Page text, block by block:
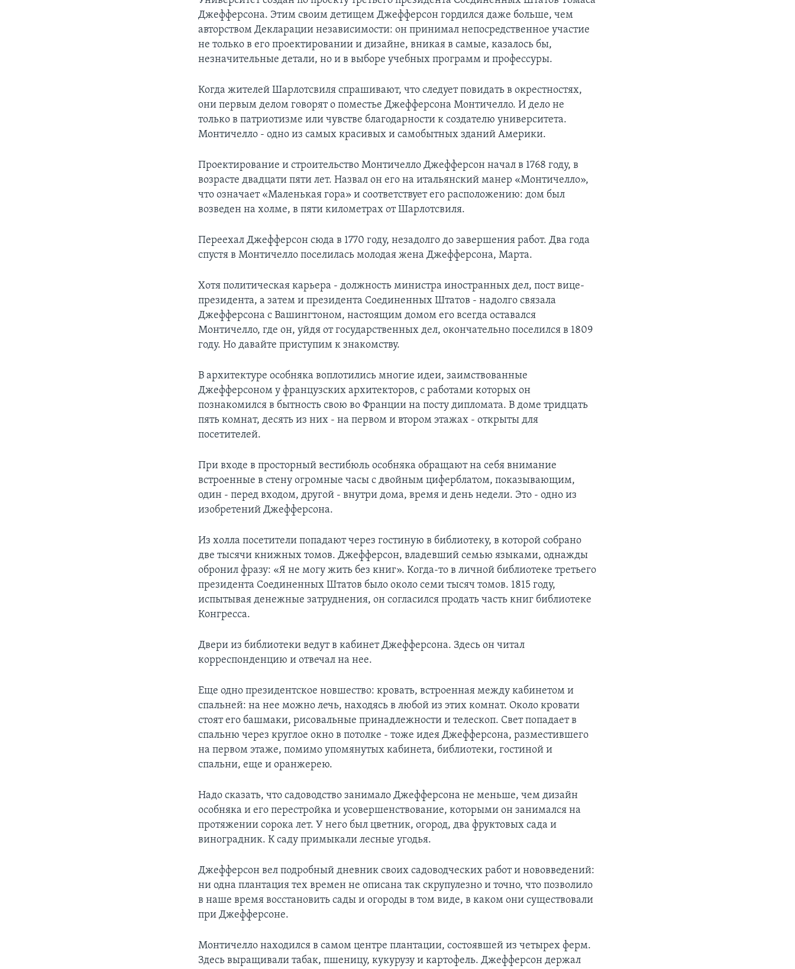
Джефферсона. Этим своим детищем Джефферсон гордился даже больше, чем
авторством Декларации независимости: он принимал непосредственное участие
не только в его проектировании и дизайне, вникая в самые, казалось бы,
незначительные детали, но и в выборе учебных программ и профессуры.
Когда жителей Шарлотсвиля спрашивают, что следует повидать в окрестностях,
они первым делом говорят о поместье Джефферсона Монтичелло. И дело не
только в патриотизме или чувстве благодарности к создателю университета.
Монтичелло - одно из самых красивых и самобытных зданий Америки.
Проектирование и строительство Монтичелло Джефферсон начал в 1768 году, в
возрасте двадцати пяти лет. Назвал он его на итальянский манер «Монтичелло»,
что означает «Маленькая гора» и соответствует его расположению: дом был
возведен на холме, в пяти километрах от Шарлотсвиля.
Переехал Джефферсон сюда в 1770 году, незадолго до завершения работ. Два года
спустя в Монтичелло поселилась молодая жена Джефферсона, Марта.
Хотя политическая карьера - должность министра иностранных дел, пост вице-
президента, а затем и президента Соединенных Штатов - надолго связала
Джефферсона с Вашингтоном, настоящим домом его всегда оставался
Монтичелло, где он, уйдя от государственных дел, окончательно поселился в 1809
году. Но давайте приступим к знакомству.
В архитектуре особняка воплотились многие идеи, заимствованные
Джефферсоном у французских архитекторов, с работами которых он
познакомился в бытность свою во Франции на посту дипломата. В доме тридцать
пять комнат, десять из них - на первом и втором этажах - открыты для
посетителей.
При входе в просторный вестибюль особняка обращают на себя внимание
встроенные в стену огромные часы с двойным циферблатом, показывающим,
один - перед входом, другой - внутри дома, время и день недели. Это - одно из
изобретений Джефферсона.
Из холла посетители попадают через гостиную в библиотеку, в которой собрано
две тысячи книжных томов. Джефферсон, владевший семью языками, однажды
обронил фразу: «Я не могу жить без книг». Когда-то в личной библиотеке третьего
президента Соединенных Штатов было около семи тысяч томов. 1815 году,
испытывая денежные затруднения, он согласился продать часть книг библиотеке
Конгресса.
Двери из библиотеки ведут в кабинет Джефферсона. Здесь он читал
корреспонденцию и отвечал на нее.
Еще одно президентское новшество: кровать, встроенная между кабинетом и
спальней: на нее можно лечь, находясь в любой из этих комнат. Около кровати
стоят его башмаки, рисовальные принадлежности и телескоп. Свет попадает в
спальню через круглое окно в потолке - тоже идея Джефферсона, разместившего
на первом этаже, помимо упомянутых кабинета, библиотеки, гостиной и
спальни, еще и оранжерею.
Надо сказать, что садоводство занимало Джефферсона не меньше, чем дизайн
особняка и его перестройка и усовершенствование, которыми он занимался на
протяжении сорока лет. У него был цветник, огород, два фруктовых сада и
виноградник. К саду примыкали лесные угодья.
Джефферсон вел подробный дневник своих садоводческих работ и нововведений:
ни одна плантация тех времен не описана так скрупулезно и точно, что позволило
в наше время восстановить сады и огороды в том виде, в каком они существовали
при Джефферсоне.
Монтичелло находился в самом центре плантации, состоявшей из четырех ферм.
Здесь выращивали табак, пшеницу, кукурузу и картофель. Джефферсон держал